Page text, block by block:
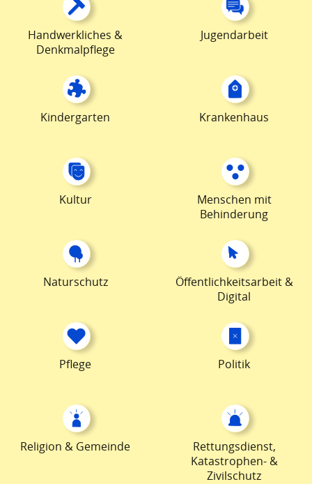
Handwerkliches &
Denkmalpflege
Jugendarbeit
Kindergarten Krankenhaus
Kultur
Menschen mit
Behinderung
Naturschutz
Öffentlichkeitsarbeit &
Digital
Pflege Politik
Religion & Gemeinde
Rettungsdienst,
Katastrophen- &
Zivilschutz